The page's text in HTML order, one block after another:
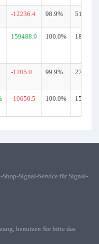
-12236.4 98.9% 5108
159488.0 100.0% 1858
-1205.0 99.9% 2720
-10650.5 100.0% 15929
Signal-Service für Signal-
benutzen Sie bitte das